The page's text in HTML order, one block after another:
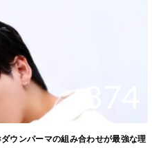
ウンパーマの組み合わせが最強な理